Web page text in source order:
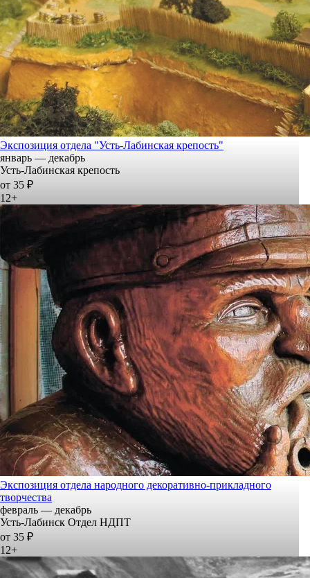
Экспозиция отдела "Усть-Лабинская крепость"
январь — декабрь
Усть-Лабинская крепость
от 35 ₽
12+
Экспозиция отдела народного декоративно-прикладного
творчества
февраль — декабрь
Усть-Лабинск Отдел НДПТ
от 35 ₽
12+